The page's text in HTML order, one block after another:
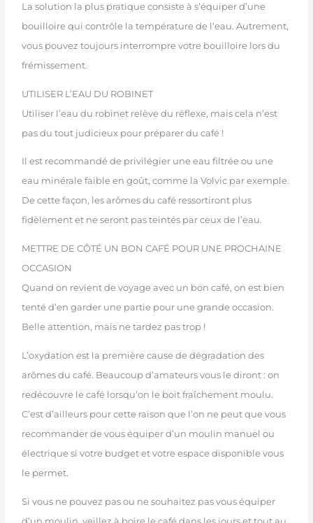
La solution la plus pratique consiste à s’équiper d’une
bouilloire qui contrôle la température de l’eau. Autrement,
vous pouvez toujours interrompre votre bouilloire lors du
frémissement.
UTILISER L’EAU DU ROBINET
Utiliser l’eau du robinet relève du réflexe, mais cela n’est
pas du tout judicieux pour préparer du café !
Il est recommandé de privilégier une eau filtrée ou une
eau minérale faible en goût, comme la Volvic par exemple.
De cette façon, les arômes du café ressortiront plus
fidèlement et ne seront pas teintés par ceux de l’eau.
METTRE DE CÔTÉ UN BON CAFÉ POUR UNE PROCHAINE
OCCASION
Quand on revient de voyage avec un bon café, on est bien
tenté d’en garder une partie pour une grande occasion.
Belle attention, mais ne tardez pas trop !
L’oxydation est la première cause de dégradation des
arômes du café. Beaucoup d’amateurs vous le diront : on
redécouvre le café lorsqu’on le boit fraîchement moulu.
C’est d’ailleurs pour cette raison que l’on ne peut que vous
recommander de vous équiper d’un moulin manuel ou
électrique si votre budget et votre espace disponible vous
le permet.
Si vous ne pouvez pas ou ne souhaitez pas vous équiper